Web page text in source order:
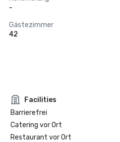
-
Gästezimmer
42
Facilities
Barrierefrei
Catering vor Ort
Restaurant vor Ort